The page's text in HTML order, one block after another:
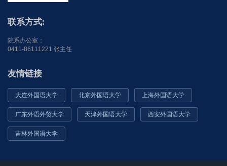
联系方式:
院系办公室：
0411-86111221 张主任
友情链接
大连外国语大学 北京外国语大学 上海外国语大学
广东外语外贸大学 天津外国语大学 西安外国语大学
吉林外国语大学